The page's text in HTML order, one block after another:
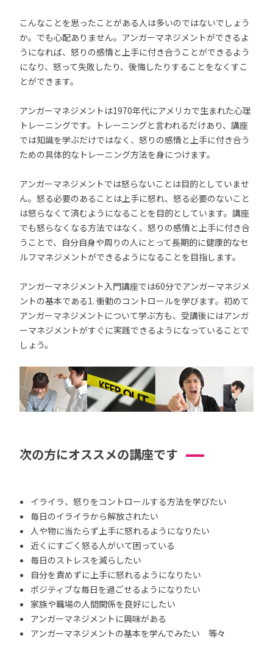
こんなことを思ったことがある人は多いのではないでしょう
か。でも心配ありません。アンガーマネジメントができるよ
うになれば、怒りの感情と上手に付き合うことができるよう
になり、怒って失敗したり、後悔したりすることをなくすこ
とができます。
アンガーマネジメントは1970年代にアメリカで生まれた心理
トレーニングです。トレーニングと言われるだけあり、講座
では知識を学ぶだけではなく、怒りの感情と上手に付き合う
ための具体的なトレーニング方法を身につけます。
アンガーマネジメントでは怒らないことは目的としていませ
ん。怒る必要のあることは上手に怒れ、怒る必要のないこと
は怒らなくて済むようになることを目的としています。講座
でも怒らなくなる方法ではなく、怒りの感情と上手に付き合
うことで、自分自身や周りの人にとって長期的に健康的なセ
ルフマネジメントができるようになることを目指します。
アンガーマネジメント入門講座では60分でアンガーマネジメ
ントの基本である1. 衝動のコントロールを学びます。初めて
アンガーマネジメントについて学ぶ方も、受講後にはアンガ
ーマネジメントがすぐに実践できるようになっていることで
しょう。
次の方にオススメの講座です
イライラ、怒りをコントロールする方法を学びたい
毎日のイライラから解放されたい
人や物に当たらず上手に怒れるようになりたい
近くにすごく怒る人がいて困っている
毎日のストレスを減らしたい
自分を責めずに上手に怒れるようになりたい
ポジティブな毎日を過ごせるようになりたい
家族や職場の人間関係を良好にしたい
アンガーマネジメントに興味がある
アンガーマネジメントの基本を学んでみたい 等々